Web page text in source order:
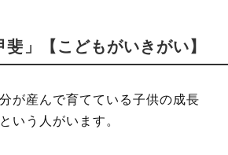
斐」【こどもがいきがい】
が産んで育てている子供の成長
いう人がいます。